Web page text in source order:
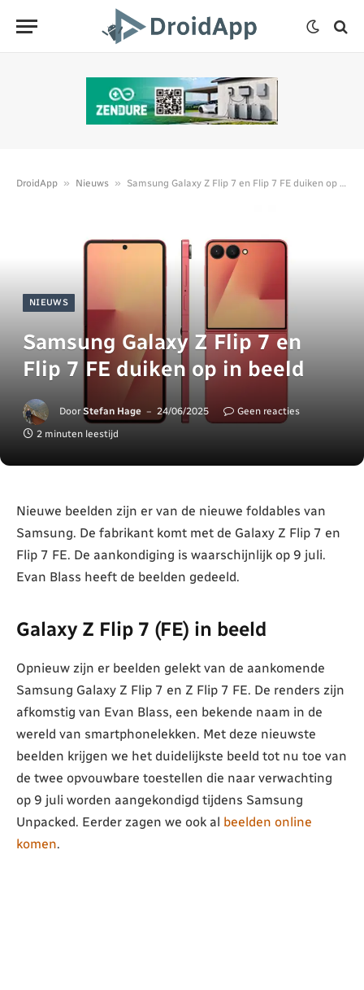
DroidApp » Nieuws » Samsung Galaxy Z Flip 7 en Flip 7 FE duiken op in beeld
NIEUWS
Samsung Galaxy Z Flip 7 en
Flip 7 FE duiken op in beeld
Door Stefan Hage 24/06/2025
Geen reacties
2 minuten leestijd
Nieuwe beelden zijn er van de nieuwe foldables van
Samsung. De fabrikant komt met de Galaxy Z Flip 7 en
Flip 7 FE. De aankondiging is waarschijnlijk op 9 juli.
Evan Blass heeft de beelden gedeeld.
Galaxy Z Flip 7 (FE) in beeld
Opnieuw zijn er beelden gelekt van de aankomende
Samsung Galaxy Z Flip 7 en Z Flip 7 FE. De renders zijn
afkomstig van Evan Blass, een bekende naam in de
wereld van smartphonelekken. Met deze nieuwste
beelden krijgen we het duidelijkste beeld tot nu toe van
de twee opvouwbare toestellen die naar verwachting
op 9 juli worden aangekondigd tijdens Samsung
Unpacked. Eerder zagen we ook al beelden online
komen.